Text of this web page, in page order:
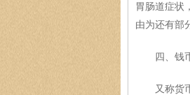
胃肠道症状
由为还有部
四、钱
又称货币